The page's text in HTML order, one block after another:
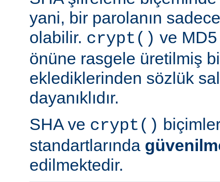
yani, bir parolanın
olabilir. crypt() ve
önüne rasgele üretilmiş
eklediklerinden sözlük
dayanıklıdır.
SHA ve crypt()
standartlarında
edilmektedir.